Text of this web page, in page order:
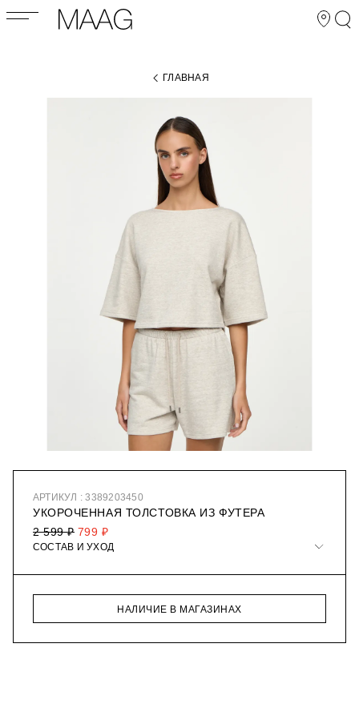
ГЛАВНАЯ
АРТИКУЛ : 3389203450
УКОРОЧЕННАЯ ТОЛСТОВКА ИЗ ФУТЕРА
799 ₽
2 599 ₽
СОСТАВ И УХОД
НАЛИЧИЕ В МАГАЗИНАХ